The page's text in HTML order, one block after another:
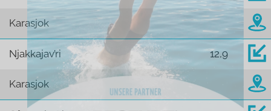
Karasjok
Njakkajav’ri 12,9
Karasjok